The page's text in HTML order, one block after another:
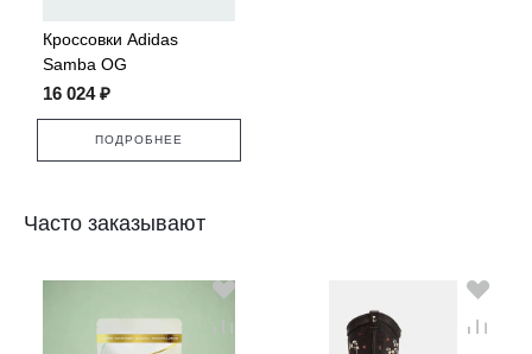
Кроссовки Adidas
Samba OG
16 024 ₽
ПОДРОБНЕЕ
Часто заказывают